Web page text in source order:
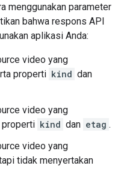
menggunakan parameter
bahwa respons API
aplikasi Anda:
video yang
properti kind dan
video yang
properti kind dan etag .
video yang
tidak menyertakan